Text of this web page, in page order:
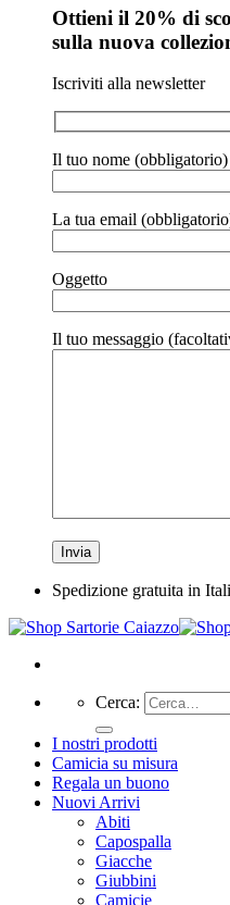
Ottieni il 20% di
sulla nuova
Iscriviti alla newsletter
Il tuo nome (obbligatorio)
La tua email
Oggetto
Il tuo messaggio
Spedizione gratuita in
Cerca:
I nostri prodotti
Camicia su misura
Regala un buono
Nuovi Arrivi
Abiti
Capospalla
Giacche
Giubbini
Camicie